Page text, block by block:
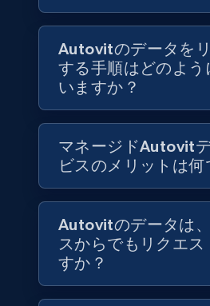
Jobid, Company name, Date
title, Description text,
Job type, and more.
Business
6.5K+ 761+
Companies information
URL, ID lc, Name lc, Country
lc, Followers lc, Employees in
Autovitのデータを
する手順はどのよう
いますか？
マネージドAutovit
ビスのメリットは何
Autovitのデータは
スからでもリクエス
すか？